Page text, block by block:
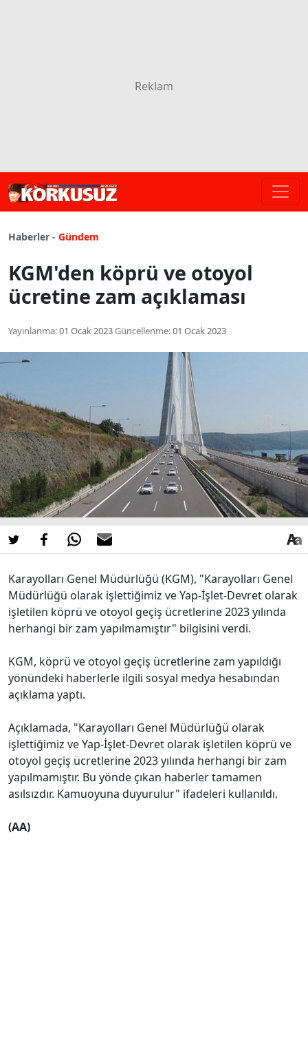
Haberler - Gündem
KGM'den köprü ve otoyol
ücretine zam açıklaması
Yayınlanma:01 Ocak 2023Güncellenme:01 Ocak 2023
Karayolları Genel Müdürlüğü (KGM), "Karayolları Genel
Müdürlüğü olarak işlettiğimiz ve Yap-İşlet-Devret olarak
işletilen köprü ve otoyol geçiş ücretlerine 2023 yılında
herhangi bir zam yapılmamıştır" bilgisini verdi.
KGM, köprü ve otoyol geçiş ücretlerine zam yapıldığı
yönündeki haberlerle ilgili sosyal medya hesabından
açıklama yaptı.
Açıklamada, "Karayolları Genel Müdürlüğü olarak
işlettiğimiz ve Yap-İşlet-Devret olarak işletilen köprü ve
otoyol geçiş ücretlerine 2023 yılında herhangi bir zam
yapılmamıştır. Bu yönde çıkan haberler tamamen
asılsızdır. Kamuoyuna duyurulur" ifadeleri kullanıldı.
(AA)